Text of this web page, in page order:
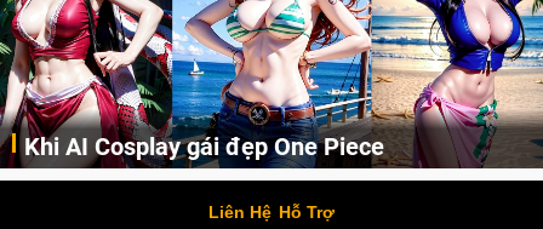
Khi AI Cosplay gái đẹp One Piece
Những cô nàng nóng bỏng Boa Hancock, Nico Robin, Nami, Yamato hay Perona được AI vẽ lại dưới hình thức Cosplay cực kỳ chuẩn chỉnh.
Liên Hệ Hỗ Trợ